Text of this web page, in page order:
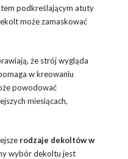
podkreślającym atuty
może zamaskować
że strój wygląda
w kreowaniu
powodować
miesiącach,
rodzaje dekoltów w
wybór dekoltu jest